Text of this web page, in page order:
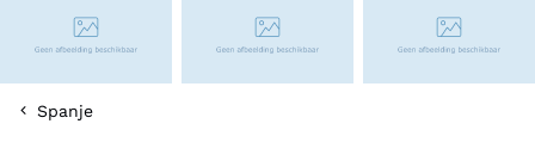
Spanje